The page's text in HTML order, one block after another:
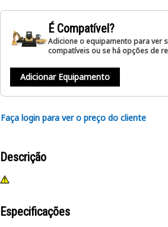
É Compatível?
Adicione o equipamento para ver
compatíveis ou se há opções de
Adicionar Equipamento
Faça login para ver o preço do cliente
Descrição
Especificações